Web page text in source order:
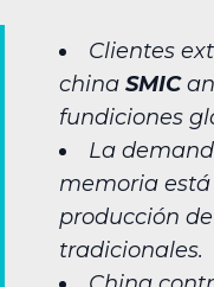
Clientes
china SMIC
fundiciones
La
memoria
producción
tradicionales.